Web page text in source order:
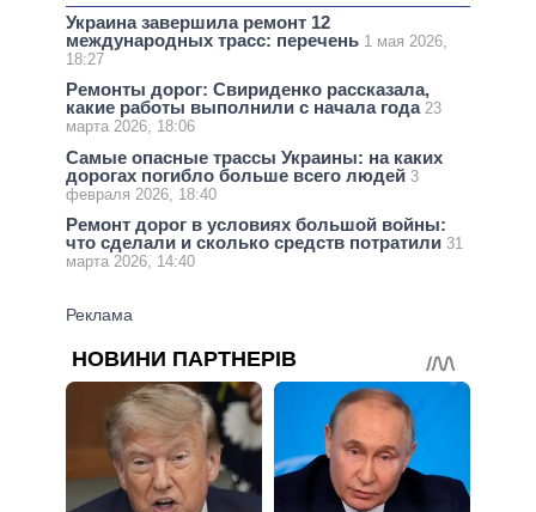
Украина завершила ремонт 12
международных трасс: перечень 1 мая 2026,
18:27
Ремонты дорог: Свириденко рассказала,
какие работы выполнили с начала года 23
марта 2026, 18:06
Самые опасные трассы Украины: на каких
дорогах погибло больше всего людей 3
февраля 2026, 18:40
Ремонт дорог в условиях большой войны:
что сделали и сколько средств потратили 31
марта 2026, 14:40